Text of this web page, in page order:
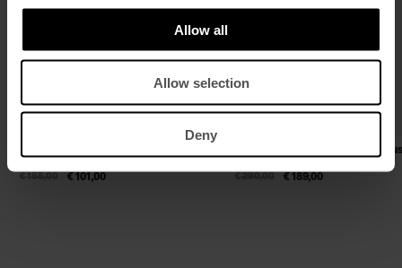
Allow all
Allow selection
Deny
€ 101,00
Jeans Marc im Flare-Schnitt
€ 189,00